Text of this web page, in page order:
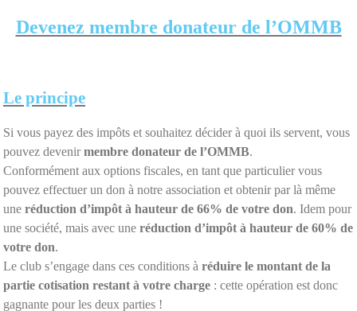
Devenez membre donateur de l’OMMB
Le principe
Si vous payez des impôts et souhaitez décider à quoi ils servent, vous
pouvez devenirmembre donateur de l’OMMB.
Conformément aux options fiscales, en tant que particulier vous
pouvez effectuer un don à notre association et obtenir par là même
une réduction d’impôt à hauteur de 66% de votre don. Idem pour
une société, mais avec une réduction d’impôt à hauteur de 60% de
votre don.
Le club s’engage dans ces conditions à réduire le montant de la
partie cotisation restant à votre charge : cette opération est donc
gagnante pour les deux parties !